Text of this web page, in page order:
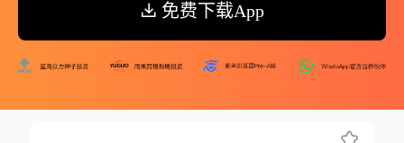
免费下载App